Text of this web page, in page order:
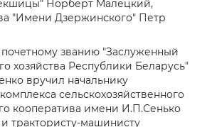
Норберт Малецкий,
"Имени Дзержинского" Петр
званию "Заслуженный
хозяйства Республики Беларусь"
вручил начальнику
сельскохозяйственного
кооператива имени И.П.Сенько
трактористу-машинисту